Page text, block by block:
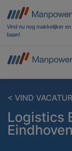
Vind nu nog makkelijker
baan!
< VIND
Logistics
Eindhoven